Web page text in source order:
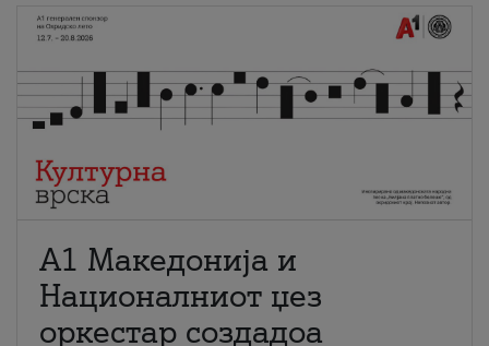
А1 Македонија и
Националниот џез
оркестар создадоа